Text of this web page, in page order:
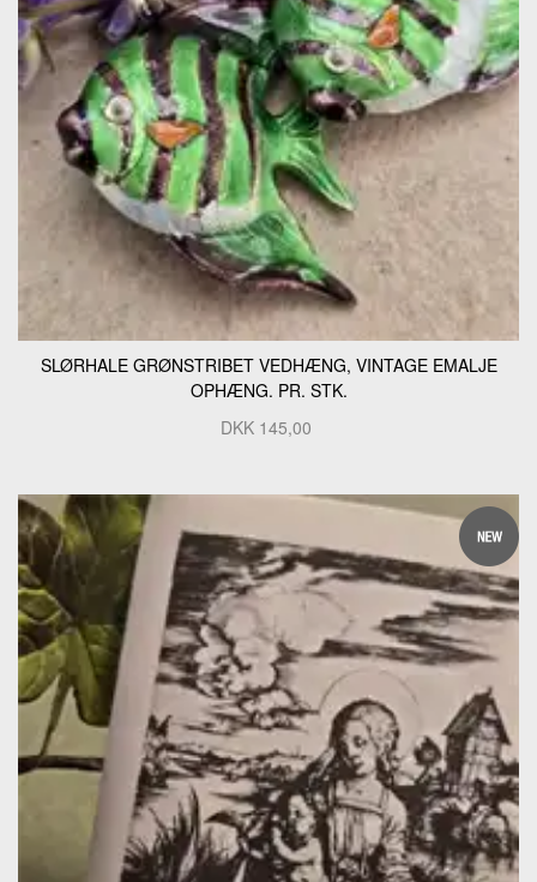
SLØRHALE GRØNSTRIBET VEDHÆNG, VINTAGE EMALJE
OPHÆNG. PR. STK.
DKK 145,00